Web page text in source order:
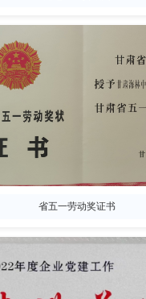
省五一劳动奖证书